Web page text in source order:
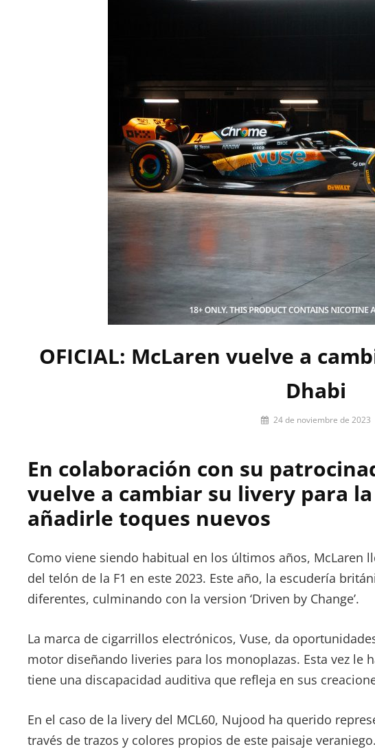
OFICIAL: McLaren vuelve a
Dhabi
Por 24 de noviembre de 2023
En colaboración con su
vuelve a cambiar su livery para
añadirle toques nuevos
Como viene siendo habitual en los últimos años, McLaren
del telón de la F1 en este 2023. Este año, la escudería
diferentes, culminando con la version ‘Driven by Change’.
La marca de cigarrillos electrónicos, Vuse, da
motor diseñando liveries para los monoplazas. Esta vez le
tiene una discapacidad auditiva que refleja en sus
En el caso de la livery del MCL60, Nujood ha querido
través de trazos y colores propios de este paisaje veraniego.